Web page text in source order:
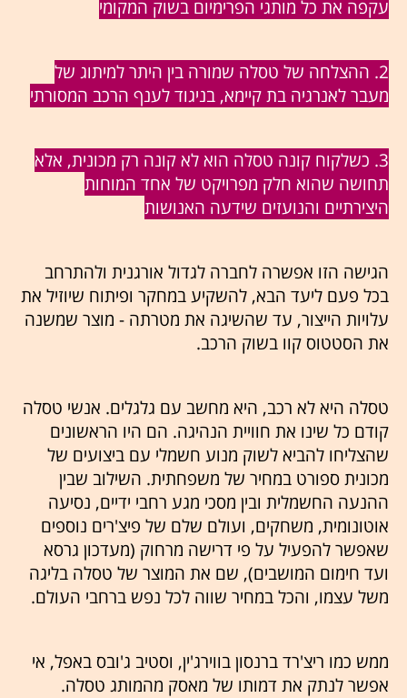
עקפה את כל מותגי הפרימיום בשוק המקומי
2. ההצלחה של טסלה שמורה בין היתר למיתוג של
מעבר לאנרגיה בת קיימא, בניגוד לענף הרכב המסורתי
3. כשלקוח קונה טסלה הוא לא קונה רק מכונית, אלא
תחושה שהוא חלק מפרויקט של אחד המוחות
היצירתיים והנועזים שידעה האנושות
הגישה הזו אפשרה לחברה לגדול אורגנית ולהתרחב
בכל פעם ליעד הבא, להשקיע במחקר ופיתוח שיוזיל את
עלויות הייצור, עד שהשיגה את מטרתה - מוצר שמשנה
את הסטטוס קוו בשוק הרכב.
טסלה היא לא רכב, היא מחשב עם גלגלים. אנשי טסלה
קודם כל שינו את חוויית הנהיגה. הם היו הראשונים
שהצליחו להביא לשוק מנוע חשמלי עם ביצועים של
מכונית ספורט במחיר של משפחתית. השילוב שבין
ההנעה החשמלית ובין מסכי מגע רחבי ידיים, נסיעה
אוטונומית, משחקים, ועולם שלם של פיצ'רים נוספים
שאפשר להפעיל על פי דרישה מרחוק (מעדכון גרסא
ועד חימום המושבים), שם את המוצר של טסלה בליגה
משל עצמו, והכל במחיר שווה לכל נפש ברחבי העולם.
ממש כמו ריצ'רד ברנסון בווירג'ין, וסטיב ג'ובס באפל, אי
אפשר לנתק את דמותו של מאסק מהמותג טסלה.